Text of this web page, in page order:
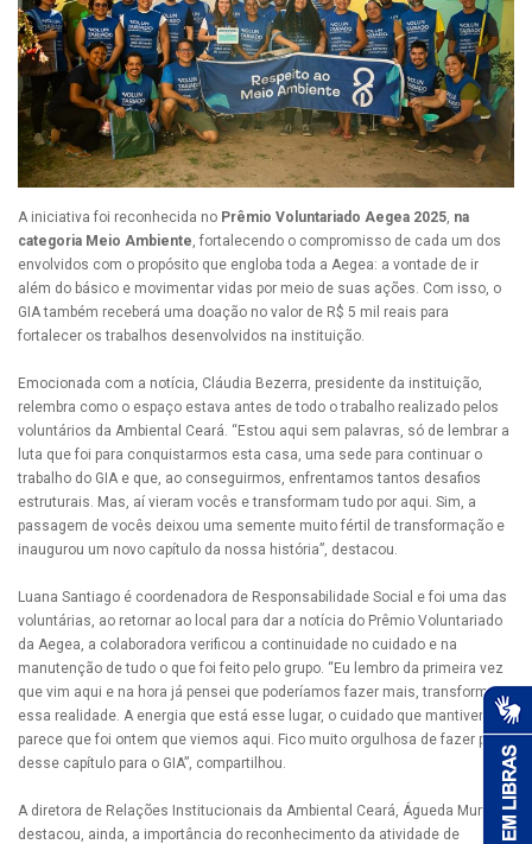
A iniciativa foi reconhecida no Prêmio Voluntariado Aegea 2025, na
categoria Meio Ambiente, fortalecendo o compromisso de cada um dos
envolvidos com o propósito que engloba toda a Aegea: a vontade de ir
além do básico e movimentar vidas por meio de suas ações. Com isso, o
GIA também receberá uma doação no valor de R$ 5 mil reais para
fortalecer os trabalhos desenvolvidos na instituição.
Emocionada com a notícia, Cláudia Bezerra, presidente da instituição,
relembra como o espaço estava antes de todo o trabalho realizado pelos
voluntários da Ambiental Ceará. “Estou aqui sem palavras, só de lembrar a
luta que foi para conquistarmos esta casa, uma sede para continuar o
trabalho do GIA e que, ao conseguirmos, enfrentamos tantos desafios
estruturais. Mas, aí vieram vocês e transformam tudo por aqui. Sim, a
passagem de vocês deixou uma semente muito fértil de transformação e
inaugurou um novo capítulo da nossa história”, destacou.
Luana Santiago é coordenadora de Responsabilidade Social e foi uma das
voluntárias, ao retornar ao local para dar a notícia do Prêmio Voluntariado
da Aegea, a colaboradora verificou a continuidade no cuidado e na
manutenção de tudo o que foi feito pelo grupo. “Eu lembro da primeira vez
que vim aqui e na hora já pensei que poderíamos fazer mais, transformar
essa realidade. A energia que está esse lugar, o cuidado que mantiveram,
parece que foi ontem que viemos aqui. Fico muito orgulhosa de fazer parte
desse capítulo para o GIA”, compartilhou.
A diretora de Relações Institucionais da Ambiental Ceará, Águeda Muniz,
destacou, ainda, a importância do reconhecimento da atividade de